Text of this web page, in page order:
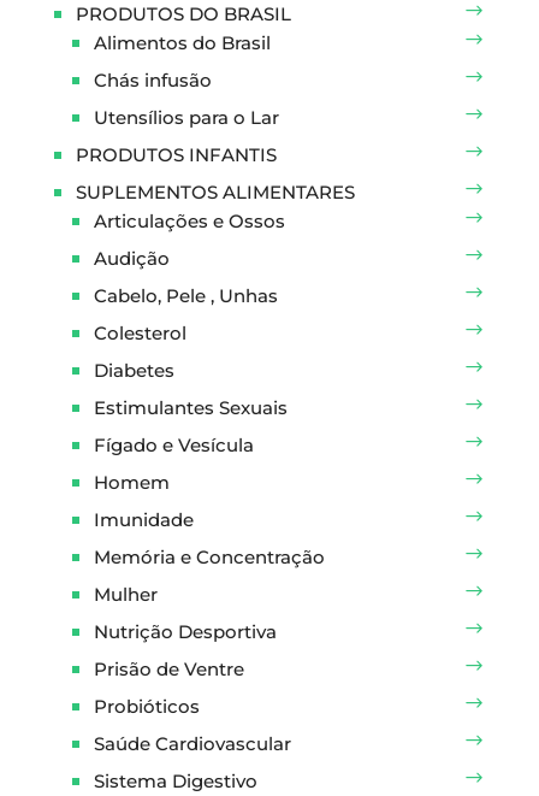
PRODUTOS DO BRASIL
Alimentos do Brasil
Chás infusão
Utensílios para o Lar
PRODUTOS INFANTIS
SUPLEMENTOS ALIMENTARES
Articulações e Ossos
Audição
Cabelo, Pele , Unhas
Colesterol
Diabetes
Estimulantes Sexuais
Fígado e Vesícula
Homem
Imunidade
Memória e Concentração
Mulher
Nutrição Desportiva
Prisão de Ventre
Probióticos
Saúde Cardiovascular
Sistema Digestivo